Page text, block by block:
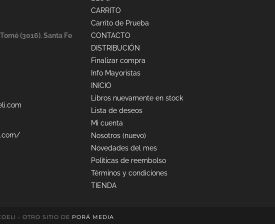
(3016). Santa Fe
CARRITO
Carrito de Prueba
CONTACTO
DISTRIBUCIÓN
Finalizar compra
Info Mayoristas
INICIO
Libros nuevamente en stock
Lista de deseos
Mi cuenta
Nosotros (nuevo)
Novedades del mes
Políticas de reembolso
Términos y condiciones
TIENDA
- OTRO SITIO DE PORÁ MEDIA